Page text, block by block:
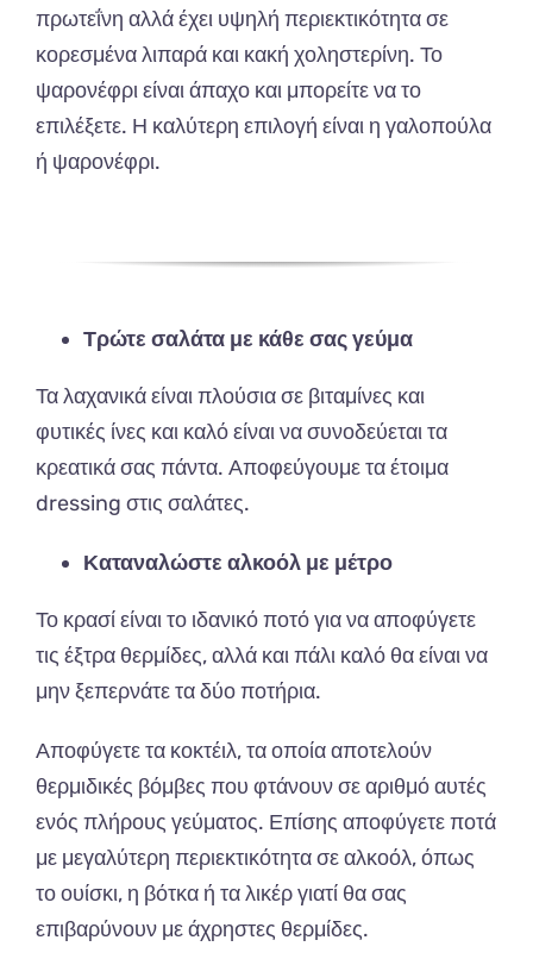
πρωτεΐνη αλλά έχει υψηλή περιεκτικότητα σε
κορεσμένα λιπαρά και κακή χοληστερίνη. Το
ψαρονέφρι είναι άπαχο και μπορείτε να το
επιλέξετε. Η καλύτερη επιλογή είναι η γαλοπούλα
ή ψαρονέφρι.
Τρώτε σαλάτα με κάθε σας γεύμα
Τα λαχανικά είναι πλούσια σε βιταμίνες και
φυτικές ίνες και καλό είναι να συνοδεύεται τα
κρεατικά σας πάντα. Αποφεύγουμε τα έτοιμα
dressing στις σαλάτες.
Καταναλώστε αλκοόλ με μέτρο
Το κρασί είναι το ιδανικό ποτό για να αποφύγετε
τις έξτρα θερμίδες, αλλά και πάλι καλό θα είναι να
μην ξεπερνάτε τα δύο ποτήρια.
Αποφύγετε τα κοκτέιλ, τα οποία αποτελούν
θερμιδικές βόμβες που φτάνουν σε αριθμό αυτές
ενός πλήρους γεύματος. Επίσης αποφύγετε ποτά
με μεγαλύτερη περιεκτικότητα σε αλκοόλ, όπως
το ουίσκι, η βότκα ή τα λικέρ γιατί θα σας
επιβαρύνουν με άχρηστες θερμίδες.